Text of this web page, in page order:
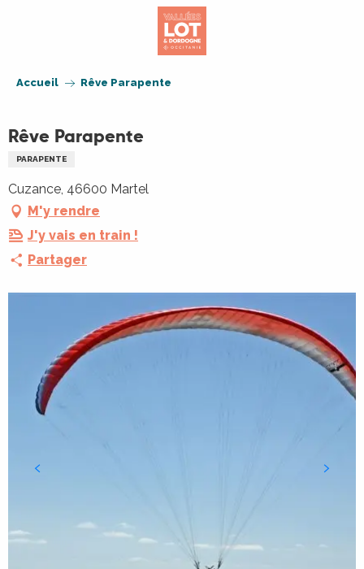
Accueil Rêve Parapente
Rêve Parapente
PARAPENTE
Cuzance, 46600 Martel
M'y rendre
J'y vais en train !
Partager